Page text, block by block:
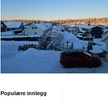
Populære innlegg